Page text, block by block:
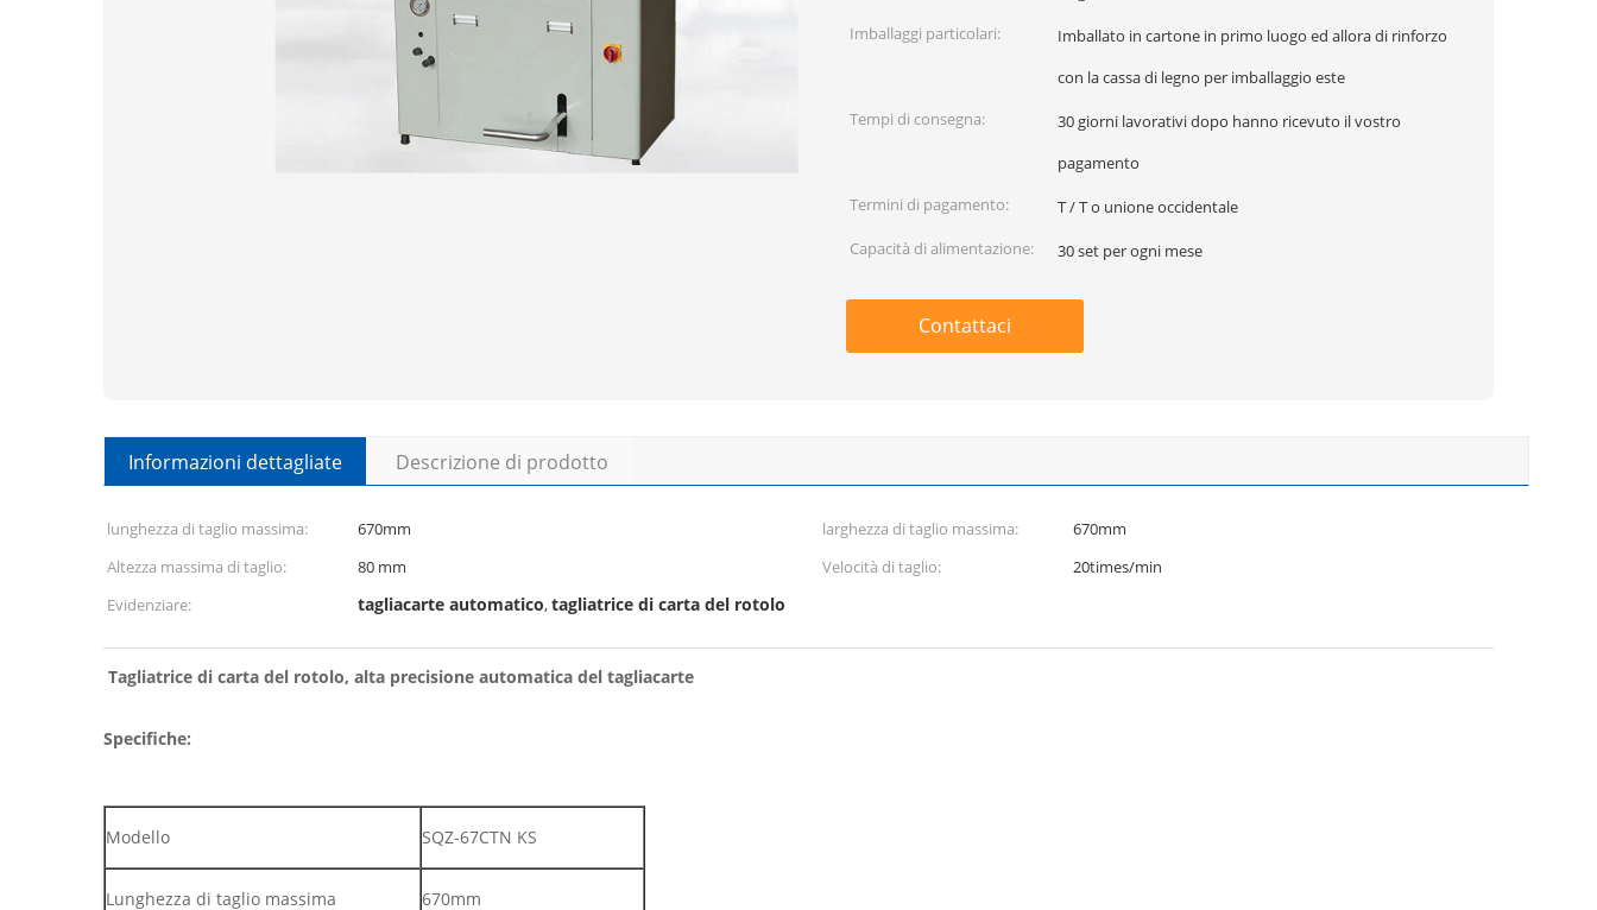
Imballaggi particolari:
Imballato in cartone in primo luogo ed allora di rinforzo
con la cassa di legno per imballaggio este
Tempi di consegna:
30 giorni lavorativi dopo hanno ricevuto il vostro
pagamento
Termini di pagamento:
T / T o unione occidentale
Capacità di alimentazione:
30 set per ogni mese
Contattaci
Informazioni dettagliate Descrizione di prodotto
lunghezza di taglio massima: 670mm larghezza di taglio massima:
670mm
Altezza massima di taglio:
80 mm Velocità di taglio:
20times/min
Evidenziare:
tagliacarte automatico,tagliatrice di carta del rotolo
Tagliatrice di carta del rotolo, alta precisione automatica del tagliacarte
Specifiche:
Modello SQZ-67CTN KS
Lunghezza di taglio massima 670mm